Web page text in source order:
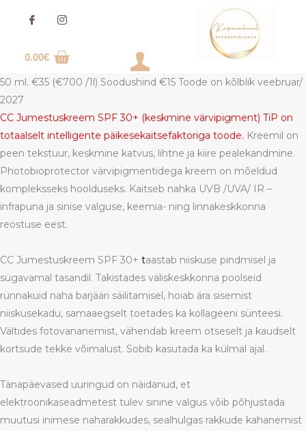
0.00€
50 ml. €35 (€700 /1l) Soodushind €15 Toode on kõlblik veebruar/
2027
CC Jumestuskreem SPF 30+ (keskmine värvipigment) TiP on
totaalselt intelligente päikesekaitsefaktoriga toode. Kreemil on
peen tekstuur, keskmine katvus, lihtne ja kiire pealekandmine.
Photobioprotector värvipigmentidega kreem on mõeldud
kompleksseks hoolduseks. Kaitseb nahka UVB /UVA/ IR –
infrapuna ja sinise valguse, keemia- ning linnakeskkonna
reostuse eest.
CC Jumestuskreem SPF 30+ taastab niiskuse pindmisel ja
sügavamal tasandil. Takistades väliskeskkonna poolseid
rünnakuid naha barjääri säilitamisel, hoiab ära sisemist
niiskusekadu, samaaegselt toetades ka kollageeni sünteesi.
Vältides fotovananemist, vähendab kreem otseselt ja kaudselt
kortsude tekke võimalust. Sobib kasutada ka külmal ajal.
Tänapäevased uuringud on näidanud, et
elektroonikaseadmetest tulev sinine valgus võib põhjustada
muutusi inimese naharakkudes, sealhulgas rakkude kahanemist